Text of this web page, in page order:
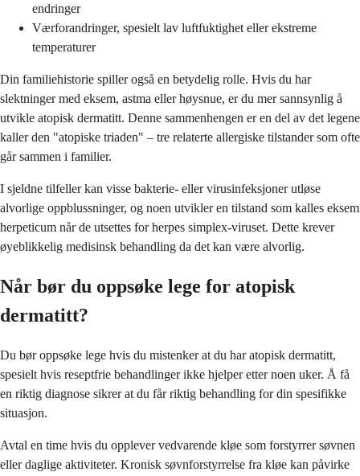
endringer
Værforandringer, spesielt lav luftfuktighet eller ekstreme
temperaturer
Din familiehistorie spiller også en betydelig rolle. Hvis du har
slektninger med eksem, astma eller høysnue, er du mer sannsynlig å
utvikle atopisk dermatitt. Denne sammenhengen er en del av det legene
kaller den "atopiske triaden" – tre relaterte allergiske tilstander som ofte
går sammen i familier.
I sjeldne tilfeller kan visse bakterie- eller virusinfeksjoner utløse
alvorlige oppblussninger, og noen utvikler en tilstand som kalles eksem
herpeticum når de utsettes for herpes simplex-viruset. Dette krever
øyeblikkelig medisinsk behandling da det kan være alvorlig.
Når bør du oppsøke lege for atopisk
dermatitt?
Du bør oppsøke lege hvis du mistenker at du har atopisk dermatitt,
spesielt hvis reseptfrie behandlinger ikke hjelper etter noen uker. Å få
en riktig diagnose sikrer at du får riktig behandling for din spesifikke
situasjon.
Avtal en time hvis du opplever vedvarende kløe som forstyrrer søvnen
eller daglige aktiviteter. Kronisk søvnforstyrrelse fra kløe kan påvirke